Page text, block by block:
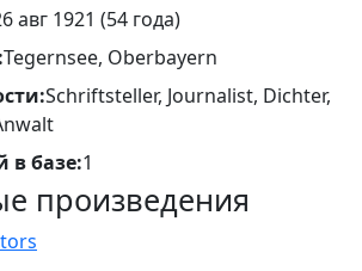
авг 1921 (54 года)
Tegernsee, Oberbayern
Schriftsteller, Journalist, Dichter,
в базе:1
произведения